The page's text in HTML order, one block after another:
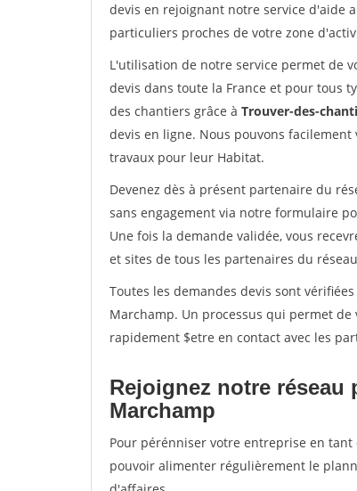
devis en rejoignant notre service d'aide
particuliers proches de votre zone
L'utilisation de notre service permet de
devis dans toute la France et pour tous
des chantiers grâce à Trouver-des-
devis en ligne. Nous pouvons
travaux pour leur Habitat.
Devenez dès à présent partenaire du
sans engagement via notre formulaire
Une fois la demande validée, vous
et sites de tous les partenaires du
Toutes les demandes devis sont
Marchamp. Un processus qui permet
rapidement $etre en contact avec les
Rejoignez notre
Marchamp
Pour pérénniser votre entreprise en
pouvoir alimenter régulièrement le